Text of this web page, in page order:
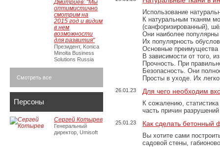
Использование
К натуральным тканям
(санфоризированный),
Они наиболее популярны
Их популярность
Основные преимущества
В зависимости от того,
Прочность. При
Безопасность. Они
Просты в уходе. Их
26.01.23 Для чего необходим
К сожалению,
часть причин
25.01.23 Как сделать бетонный
Вы хотите сами
садовой стены,
Дмитриев: "Мы
оптимистично
смотрим на
2015 год и видим
в нем
возможности
для развития"
Президент, Konica
Minolta Business
Solutions Russia
Смотреть все
Персоны
Сергей Котырев
Генеральный
директор, Umisoft